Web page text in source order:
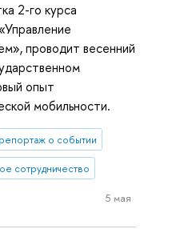
2-го курса
проводит весенний
опыт
мобильности.
репортаж о событии
сотрудничество
5 мая